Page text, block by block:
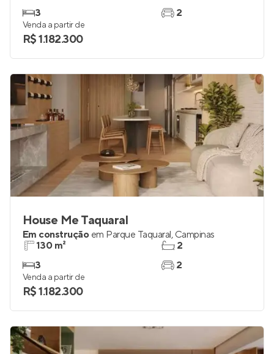
3
2
Venda a partir de
R$ 1.182.300
House Me Taquaral
Em construção em Parque Taquaral, Campinas
130 m²
3
2
2
Venda a partir de
R$ 1.182.300